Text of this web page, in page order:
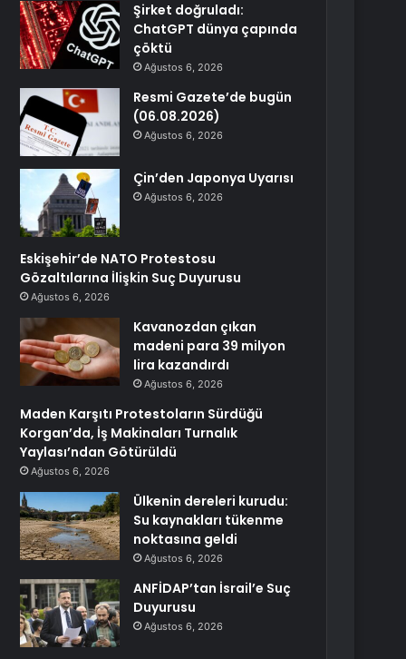
Şirket doğruladı:
ChatGPT dünya çapında
çöktü
Ağustos 6, 2026
Resmi Gazete’de bugün
(06.08.2026)
Ağustos 6, 2026
Çin’den Japonya Uyarısı
Ağustos 6, 2026
Eskişehir’de NATO Protestosu
Gözaltılarına İlişkin Suç Duyurusu
Ağustos 6, 2026
Kavanozdan çıkan
madeni para 39 milyon
lira kazandırdı
Ağustos 6, 2026
Maden Karşıtı Protestoların Sürdüğü
Korgan’da, İş Makinaları Turnalık
Yaylası’ndan Götürüldü
Ağustos 6, 2026
Ülkenin dereleri kurudu:
Su kaynakları tükenme
noktasına geldi
Ağustos 6, 2026
ANFİDAP’tan İsrail’e Suç
Duyurusu
Ağustos 6, 2026